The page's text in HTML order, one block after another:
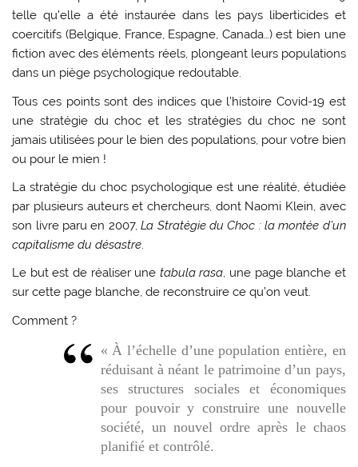
telle qu’elle a été instaurée dans les pays liberticides et
coercitifs (Belgique, France, Espagne, Canada…) est bien une
fiction avec des éléments réels, plongeant leurs populations
dans un piège psychologique redoutable.
Tous ces points sont des indices que l’histoire Covid-19 est
une stratégie du choc et les stratégies du choc ne sont
jamais utilisées pour le bien des populations, pour votre bien
ou pour le mien !
La stratégie du choc psychologique est une réalité, étudiée
par plusieurs auteurs et chercheurs, dont Naomi Klein, avec
son livre paru en 2007,La Stratégie du Choc : la montée d’un
capitalisme du désastre.
Le but est de réaliser une tabula rasa, une page blanche et
sur cette page blanche, de reconstruire ce qu’on veut.
Comment ?
« À l’échelle d’une population entière, en
réduisant à néant le patrimoine d’un pays,
ses structures sociales et économiques
pour pouvoir y construire une nouvelle
société, un nouvel ordre après le chaos
planifié et contrôlé.